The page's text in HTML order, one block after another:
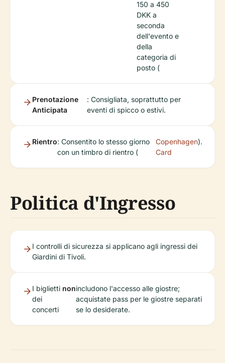
150 a 450
DKK a
seconda
dell'evento e
della
categoria di
posto (
Prenotazione
Anticipata
: Consigliata, soprattutto per
eventi di spicco o estivi.
Rientro: Consentito lo stesso giorno
con un timbro di rientro (
Copenhagen
Card
).
Politica d'Ingresso
I controlli di sicurezza si applicano agli ingressi dei
Giardini di Tivoli.
I biglietti
dei
concerti
nonincludono l'accesso alle giostre;
acquistate pass per le giostre separati
se lo desiderate.